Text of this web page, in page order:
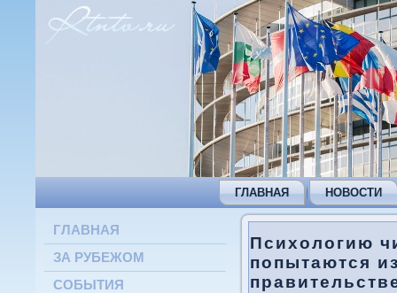
ГЛАВНАЯ НОВОСТИ
ГЛАВНАЯ
ЗА РУБЕЖОМ
СОБЫТИЯ
Психологию
попытаются